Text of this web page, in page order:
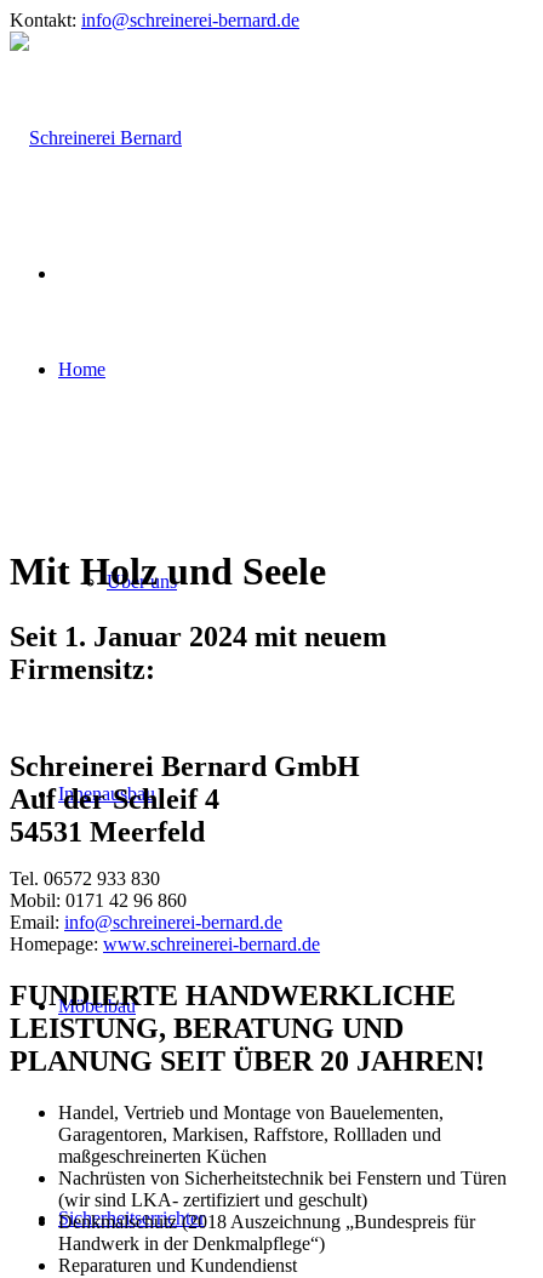
Kontakt: info@schreinerei-bernard.de
Home
Über uns
Innenausbau
Möbelbau
Sicherheitserrichter
Mit Holz und Seele
Seit 1. Januar 2024 mit neuem
Firmensitz:
Schreinerei Bernard GmbH
Auf der Schleif 4
54531 Meerfeld
Tel. 06572 933 830
Mobil: 0171 42 96 860
Email: info@schreinerei-bernard.de
Homepage: www.schreinerei-bernard.de
FUNDIERTE HANDWERKLICHE
LEISTUNG, BERATUNG UND
PLANUNG SEIT ÜBER 20 JAHREN!
Handel, Vertrieb und Montage von Bauelementen,
Garagentoren, Markisen, Raffstore, Rollladen und
maßgeschreinerten Küchen
Nachrüsten von Sicherheitstechnik bei Fenstern und Türen
(wir sind LKA- zertifiziert und geschult)
Denkmalschutz (2018 Auszeichnung „Bundespreis für
Handwerk in der Denkmalpflege“)
Reparaturen und Kundendienst